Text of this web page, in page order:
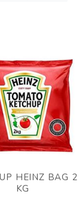
HEINZ BAG 2
KG